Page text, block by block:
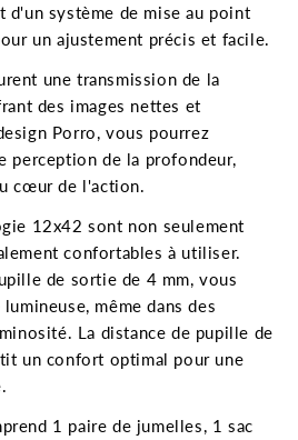
d'un système de mise au point
un ajustement précis et facile.
une transmission de la
des images nettes et
Porro, vous pourrez
perception de la profondeur,
cœur de l'action.
12x42 sont non seulement
confortables à utiliser.
de sortie de 4 mm, vous
même dans des
La distance de pupille de
un confort optimal pour une
1 paire de jumelles, 1 sac